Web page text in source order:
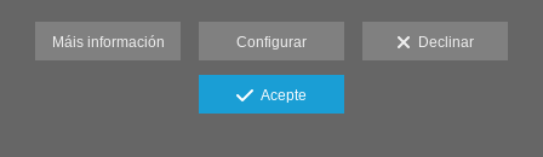
Máis información Configurar Declinar
Acepte